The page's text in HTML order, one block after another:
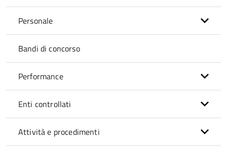
Personale
Bandi di concorso
Performance
Enti controllati
Attività e procedimenti